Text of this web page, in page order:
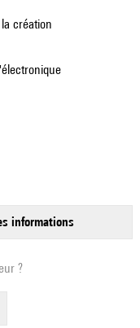
création
informations
?